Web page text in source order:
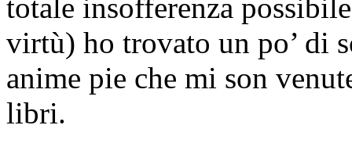
totale insofferenza
virtù) ho trovato un po’ di
anime pie che mi son
libri.